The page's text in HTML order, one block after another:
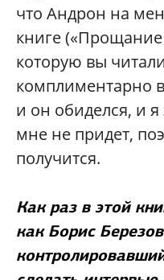
что Андрон на
книге
которую вы
комплиментарно
и он обиделся, и
мне не придет,
получится.
Как раз в этой
как Борис